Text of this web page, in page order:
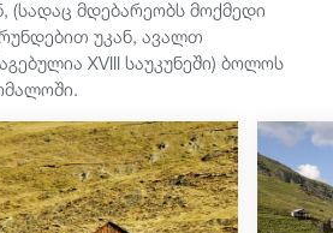
(სადაც მდებარეობს მოქმედი
უკან, ავალთ
XVIII საუკუნეში) ბოლოს